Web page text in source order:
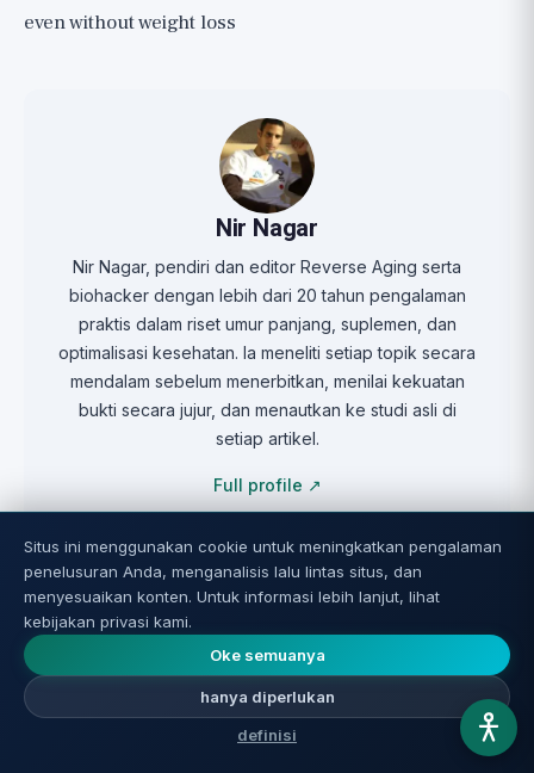
even without weight loss
Nir Nagar
Nir Nagar, pendiri dan editor Reverse Aging serta
biohacker dengan lebih dari 20 tahun pengalaman
praktis dalam riset umur panjang, suplemen, dan
optimalisasi kesehatan. Ia meneliti setiap topik secara
mendalam sebelum menerbitkan, menilai kekuatan
bukti secara jujur, dan menautkan ke studi asli di
setiap artikel.
Full profile ↗
Sumber dan kutipan
(DOI:
Situs ini menggunakan cookie untuk meningkatkan pengalaman
penelusuran Anda, menganalisis lalu lintas situs, dan
menyesuaikan konten. Untuk informasi lebih lanjut, lihat
kebijakan privasi kami.
Oke semuanya
hanya diperlukan
definisi